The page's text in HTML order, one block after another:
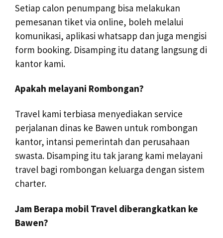
Setiap calon penumpang bisa melakukan
pemesanan tiket via online, boleh melalui
komunikasi, aplikasi whatsapp dan juga mengisi
form booking. Disamping itu datang langsung di
kantor kami.
Apakah melayani Rombongan?
Travel kami terbiasa menyediakan service
perjalanan dinas ke Bawen untuk rombongan
kantor, intansi pemerintah dan perusahaan
swasta. Disamping itu tak jarang kami melayani
travel bagi rombongan keluarga dengan sistem
charter.
Jam Berapa mobil Travel diberangkatkan ke
Bawen?